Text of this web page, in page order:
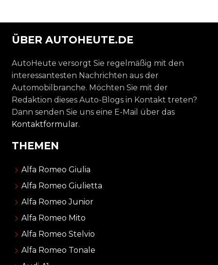
ÜBER AUTOHEUTE.DE
AutoHeute versorgt Sie regelmäßig mit den
interessantesten Nachrichten aus der
Automobilbranche. Möchten Sie mit der
Redaktion dieses Auto-Blogs in Kontakt treten?
Dann senden Sie uns eine E-Mail über das
Kontaktformular.
THEMEN
Alfa Romeo Giulia
Alfa Romeo Giulietta
Alfa Romeo Junior
Alfa Romeo Mito
Alfa Romeo Stelvio
Alfa Romeo Tonale